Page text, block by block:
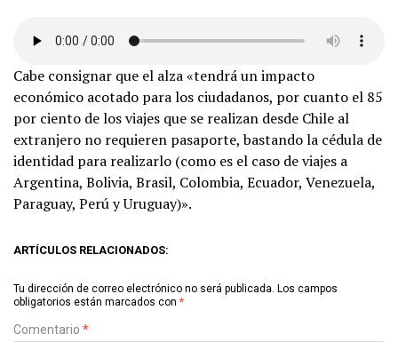
Cabe consignar que el alza «tendrá un impacto
económico acotado para los ciudadanos, por cuanto el 85
por ciento de los viajes que se realizan desde Chile al
extranjero no requieren pasaporte, bastando la cédula de
identidad para realizarlo (como es el caso de viajes a
Argentina, Bolivia, Brasil, Colombia, Ecuador, Venezuela,
Paraguay, Perú y Uruguay)».
ARTÍCULOS RELACIONADOS:
Tu dirección de correo electrónico no será publicada. Los campos
obligatorios están marcados con *
Comentario *